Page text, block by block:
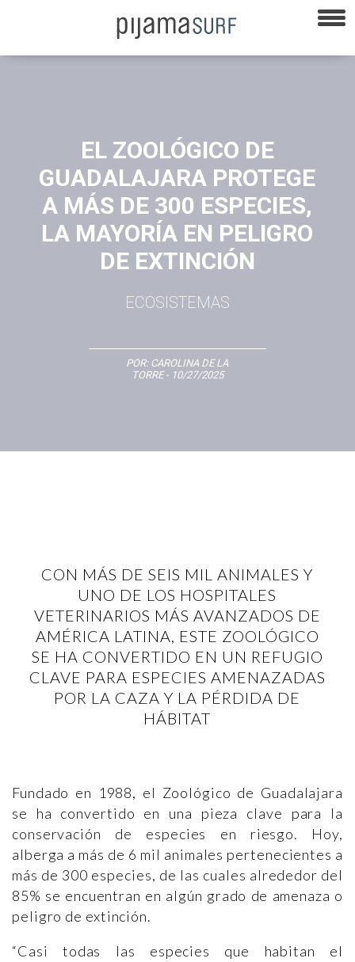
EL ZOOLÓGICO DE
GUADALAJARA PROTEGE
A MÁS DE 300 ESPECIES,
LA MAYORÍA EN PELIGRO
DE EXTINCIÓN
ECOSISTEMAS
POR: CAROLINA DE LA
TORRE- 10/27/2025
CON MÁS DE SEIS MIL ANIMALES Y
UNO DE LOS HOSPITALES
VETERINARIOS MÁS AVANZADOS DE
AMÉRICA LATINA, ESTE ZOOLÓGICO
SE HA CONVERTIDO EN UN REFUGIO
CLAVE PARA ESPECIES AMENAZADAS
POR LA CAZA Y LA PÉRDIDA DE
HÁBITAT
Fundado en 1988, el Zoológico de Guadalajara
se ha convertido en una pieza clave para la
conservación de especies en riesgo. Hoy,
alberga a más de 6 mil animales pertenecientes a
más de 300 especies, de las cuales alrededor del
85% se encuentran en algún grado de amenaza o
peligro de extinción.
“Casi todas las especies que habitan el